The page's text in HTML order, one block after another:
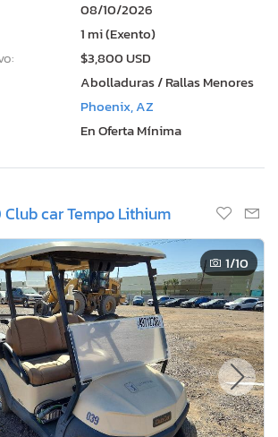
08/10/2026
1 mi (Exento)
$3,800 USD
Abolladuras / Rallas Menores
Phoenix, AZ
En Oferta Mínima
car Tempo Lithium
1/10